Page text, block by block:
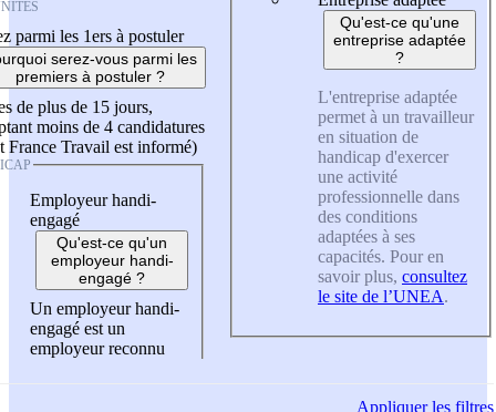
parmi les 1ers à postuler
serez-vous parmi les
premiers à postuler ?
de plus de 15 jours,
moins de 4 candidatures
France Travail est informé)
Employeur handi-
engagé
Qu'est-ce qu'un
employeur handi-
engagé ?
Un employeur handi-
engagé est un
employeur reconnu
Qu'est-ce qu'une
entreprise adaptée
?
L'entreprise adaptée
permet à un travailleur
en situation de
handicap d'exercer
une activité
professionnelle dans
des conditions
adaptées à ses
capacités. Pour en
savoir plus, consultez
le site de l’UNEA.
Appliquerles filtres